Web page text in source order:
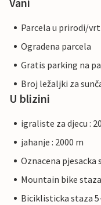
Parcela u prirodi/vrt
Ogradena parcela
Gratis parking na
Broj ležaljki za
U blizini
igraliste za djecu :
jahanje : 2000 m
Oznacena pjesacka
Mountain bike
Biciklisticka staza